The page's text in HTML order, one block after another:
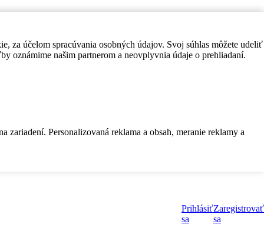
za účelom spracúvania osobných údajov. Svoj súhlas môžete udeliť
oznámime našim partnerom a neovplyvnia údaje o prehliadaní.
Personalizovaná reklama a obsah, meranie reklamy a
Prihlásiť
sa
Zaregistrovať
sa